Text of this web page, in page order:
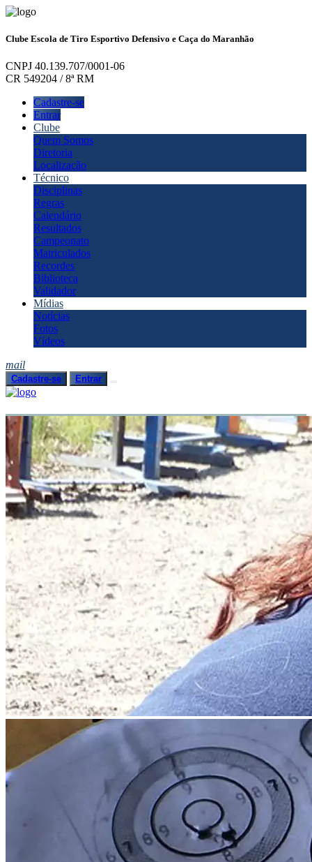
Clube Escola de Tiro Esportivo Defensivo e Caça do Maranhão
CNPJ 40.139.707/0001-06
CR 549204 / 8ª RM
Cadastre-se
Entrar
Clube
Quem Somos
Diretoria
Localização
Técnico
Disciplinas
Regras
Calendário
Resultados
Campeonato
Matriculados
Recordes
Biblioteca
Validador
Mídias
Notícias
Fotos
Vídeos
mail
Cadastre-se Entrar